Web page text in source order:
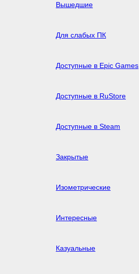
Вышедшие
Для слабых ПК
Доступные в Epic Games
Доступные в RuStore
Доступные в Steam
Закрытые
Изометрические
Интересные
Казуальные